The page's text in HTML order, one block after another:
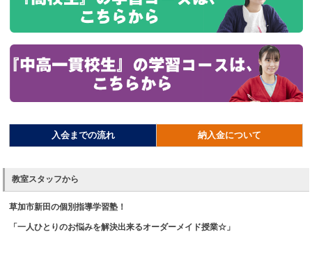
入会までの流れ 納入金について
教室スタッフから
草加市新田の個別指導学習塾！
「一人ひとりのお悩みを解決出来るオーダーメイド授業☆」